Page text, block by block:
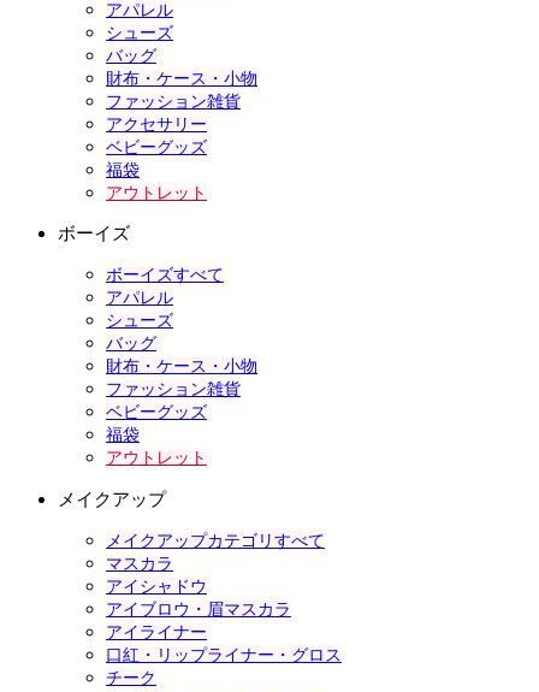
アパレル
シューズ
バッグ
財布・ケース・小物
ファッション雑貨
アクセサリー
ベビーグッズ
福袋
アウトレット
ボーイズ
ボーイズすべて
アパレル
シューズ
バッグ
財布・ケース・小物
ファッション雑貨
ベビーグッズ
福袋
アウトレット
メイクアップ
メイクアップカテゴリすべて
マスカラ
アイシャドウ
アイブロウ・眉マスカラ
アイライナー
口紅・リップライナー・グロス
チーク